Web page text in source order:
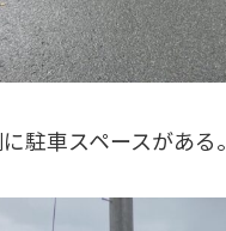
駐車スペースがある。